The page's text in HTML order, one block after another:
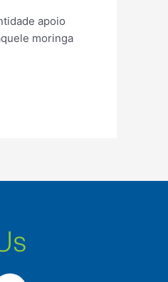
apoio
moringa